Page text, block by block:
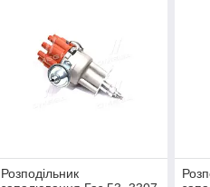
Розподільник